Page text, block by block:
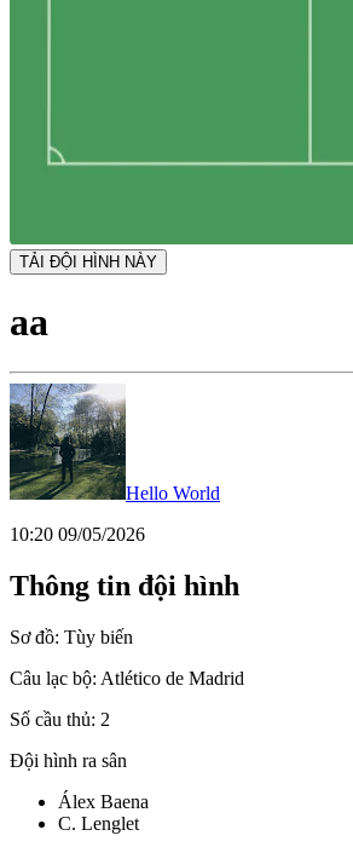
TẢI ĐỘI HÌNH NÀY
aa
Hello World
10:20 09/05/2026
Thông tin đội hình
Sơ đồ: Tùy biến
Câu lạc bộ: Atlético de Madrid
Số cầu thủ: 2
Đội hình ra sân
Álex Baena
C. Lenglet